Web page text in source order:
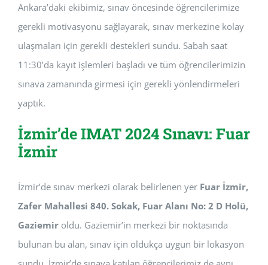
Ankara’daki ekibimiz, sınav öncesinde öğrencilerimize
gerekli motivasyonu sağlayarak, sınav merkezine kolay
ulaşmaları için gerekli destekleri sundu. Sabah saat
11:30’da kayıt işlemleri başladı ve tüm öğrencilerimizin
sınava zamanında girmesi için gerekli yönlendirmeleri
yaptık.
İzmir’de IMAT 2024 Sınavı: Fuar
İzmir
İzmir’de sınav merkezi olarak belirlenen yer Fuar İzmir,
Zafer Mahallesi 840. Sokak, Fuar Alanı No: 2 D Holü,
Gaziemir oldu. Gaziemir’in merkezi bir noktasında
bulunan bu alan, sınav için oldukça uygun bir lokasyon